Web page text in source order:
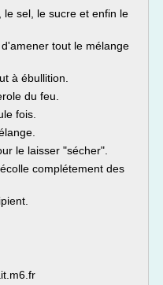
le sel, le sucre et enfin le
tout le mélange
à ébullition.
du feu.
fois.
le laisser "sécher".
complétement des